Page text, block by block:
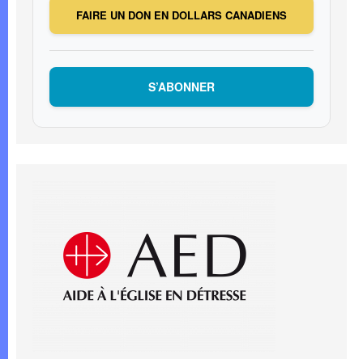
FAIRE UN DON EN DOLLARS CANADIENS
S’ABONNER